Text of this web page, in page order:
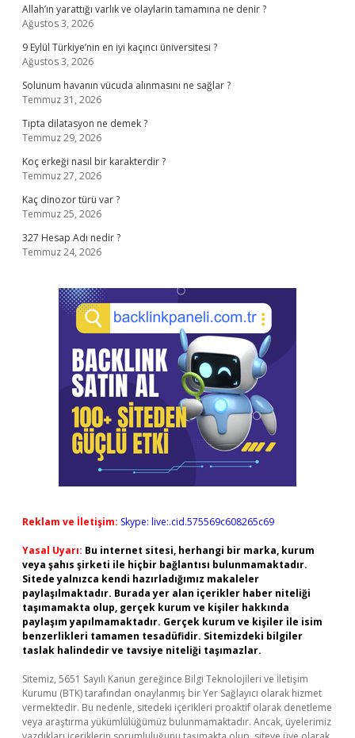
Allah’ın yarattığı varlık ve olaylarin tamamına ne denir ?
Ağustos 3, 2026
9 Eylül Türkiye’nin en iyi kaçıncı üniversitesi ?
Ağustos 3, 2026
Solunum havanın vücuda alınmasını ne sağlar ?
Temmuz 31, 2026
Tıpta dilatasyon ne demek ?
Temmuz 29, 2026
Koç erkeği nasıl bir karakterdir ?
Temmuz 27, 2026
Kaç dinozor türü var ?
Temmuz 25, 2026
327 Hesap Adı nedir ?
Temmuz 24, 2026
Reklam ve İletişim: Skype: live:.cid.575569c608265c69
Yasal Uyarı: Bu internet sitesi, herhangi bir marka, kurum
veya şahıs şirketi ile hiçbir bağlantısı bulunmamaktadır.
Sitede yalnızca kendi hazırladığımız makaleler
paylaşılmaktadır. Burada yer alan içerikler haber niteliği
taşımamakta olup, gerçek kurum ve kişiler hakkında
paylaşım yapılmamaktadır. Gerçek kurum ve kişiler ile isim
benzerlikleri tamamen tesadüfidir. Sitemizdeki bilgiler
taslak halindedir ve tavsiye niteliği taşımazlar.
Sitemiz, 5651 Sayılı Kanun gereğince Bilgi Teknolojileri ve İletişim
Kurumu (BTK) tarafından onaylanmış bir Yer Sağlayıcı olarak hizmet
vermektedir. Bu nedenle, sitedeki içerikleri proaktif olarak denetleme
veya araştırma yükümlülüğümüz bulunmamaktadır. Ancak, üyelerimiz